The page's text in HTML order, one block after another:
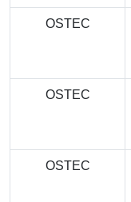
OSTEC
OSTEC
OSTEC